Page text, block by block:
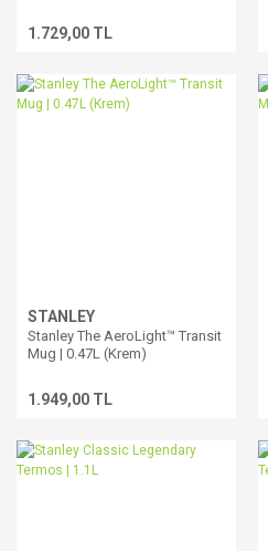
1.729,00 TL
STANLEY
Stanley The AeroLight™ Transit
Mug | 0.47L (Krem)
1.949,00 TL